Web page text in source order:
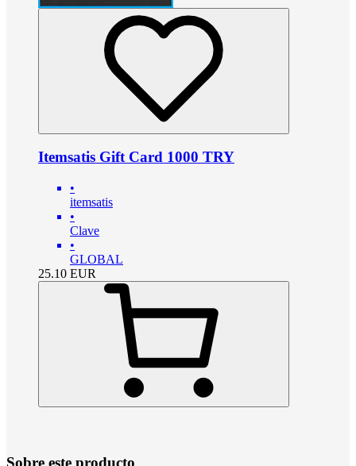
Itemsatis Gift Card 1000 TRY
•
itemsatis
•
Clave
•
GLOBAL
25.10 EUR
Sobre este producto